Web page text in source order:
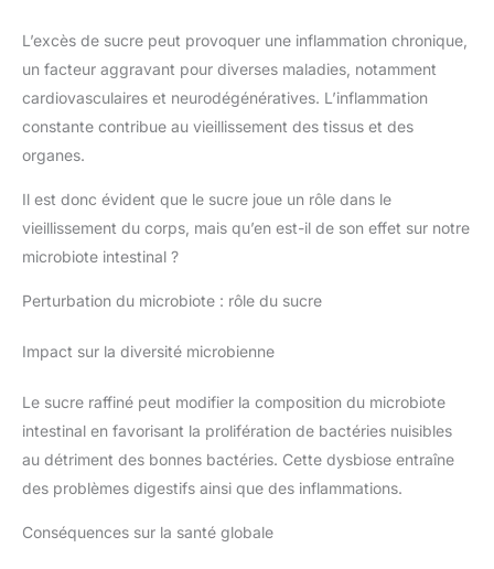
L’excès de sucre peut provoquer une inflammation chronique,
un facteur aggravant pour diverses maladies, notamment
cardiovasculaires et neurodégénératives. L’inflammation
constante contribue au vieillissement des tissus et des
organes.
Il est donc évident que le sucre joue un rôle dans le
vieillissement du corps, mais qu’en est-il de son effet sur notre
microbiote intestinal ?
Perturbation du microbiote : rôle du sucre
Impact sur la diversité microbienne
Le sucre raffiné peut modifier la composition du microbiote
intestinal en favorisant la prolifération de bactéries nuisibles
au détriment des bonnes bactéries. Cette dysbiose entraîne
des problèmes digestifs ainsi que des inflammations.
Conséquences sur la santé globale